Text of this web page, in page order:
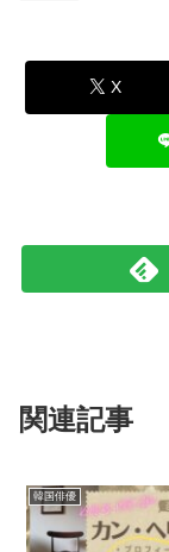
X
関連記事
韓国俳優